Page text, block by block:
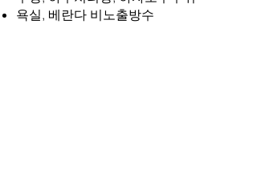
욕실, 베란다 비노출방수